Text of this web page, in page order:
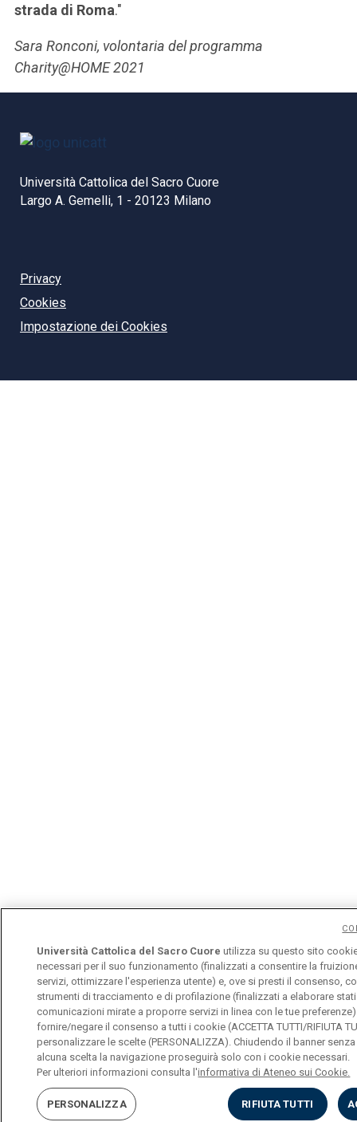
strada di Roma."
Sara Ronconi, volontaria del programma
Charity@HOME 2021
Università Cattolica del Sacro Cuore
Largo A. Gemelli, 1 - 20123 Milano
Privacy
Cookies
Impostazione dei Cookies
Università Cattolica del Sacro Cuore utilizza su questo sito
necessari per il suo funzionamento (finalizzati a consentire la
servizi, ottimizzare l'esperienza utente) e, ove si presti il consenso,
strumenti di tracciamento e di profilazione (finalizzati a elaborare
comunicazioni mirate a proporre servizi in linea con le tue
fornire/negare il consenso a tutti i cookie (ACCETTA TUTTI/RIFIUTA
personalizzare le scelte (PERSONALIZZA). Chiudendo il banner
alcuna scelta la navigazione proseguirà solo con i cookie necessari.
Per ulteriori informazioni consulta l'informativa di Ateneo sui Cookie.
RIFIUTA TUTTI
PERSONALIZZA